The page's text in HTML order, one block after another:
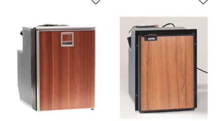
Lägg till i favoriter